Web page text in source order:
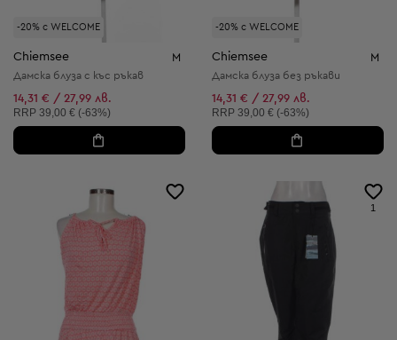
-20% с WELCOME
Chiemsee M
Дамска блуза с къс ръкав
14,31 € / 27,99 лв.
Препоръчителна цена:
RRP 39,00 € (-63%)
-20% с WELCOME
Chiemsee M
Дамска блуза без ръкави
14,31 € / 27,99 лв.
Препоръчителна цена:
RRP 39,00 € (-63%)
1